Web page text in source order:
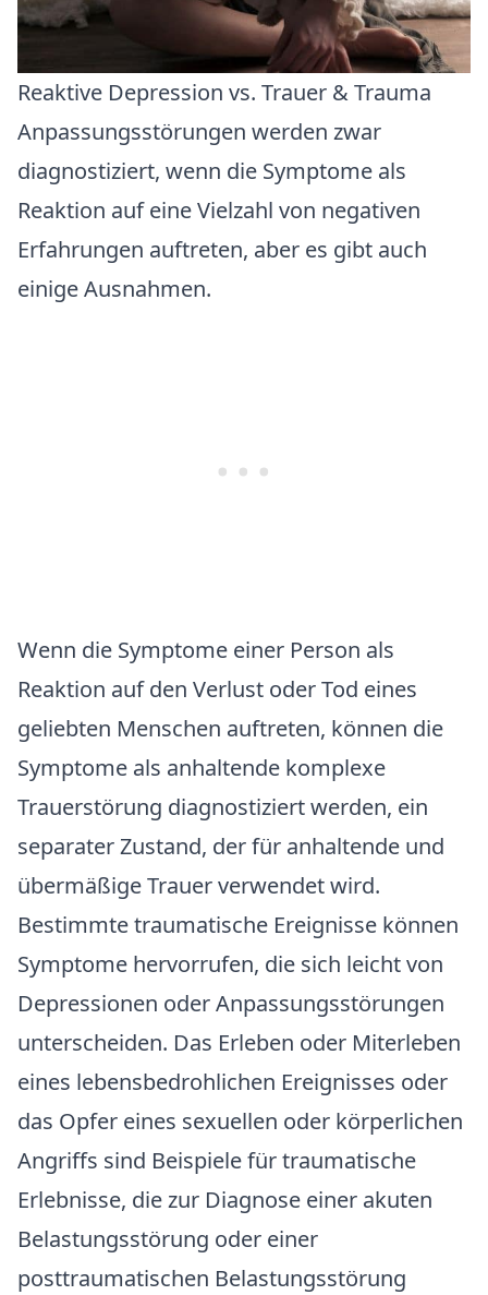
Reaktive Depression vs. Trauer & Trauma
Anpassungsstörungen werden zwar
diagnostiziert, wenn die Symptome als
Reaktion auf eine Vielzahl von negativen
Erfahrungen auftreten, aber es gibt auch
einige Ausnahmen.
Wenn die Symptome einer Person als
Reaktion auf den Verlust oder Tod eines
geliebten Menschen auftreten, können die
Symptome als anhaltende komplexe
Trauerstörung diagnostiziert werden, ein
separater Zustand, der für anhaltende und
übermäßige Trauer verwendet wird.
Bestimmte traumatische Ereignisse können
Symptome hervorrufen, die sich leicht von
Depressionen oder Anpassungsstörungen
unterscheiden. Das Erleben oder Miterleben
eines lebensbedrohlichen Ereignisses oder
das Opfer eines sexuellen oder körperlichen
Angriffs sind Beispiele für traumatische
Erlebnisse, die zur Diagnose einer akuten
Belastungsstörung oder einer
posttraumatischen Belastungsstörung